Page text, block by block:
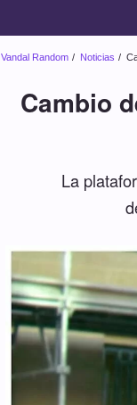
Vandal Random Noticias
Cambio
La